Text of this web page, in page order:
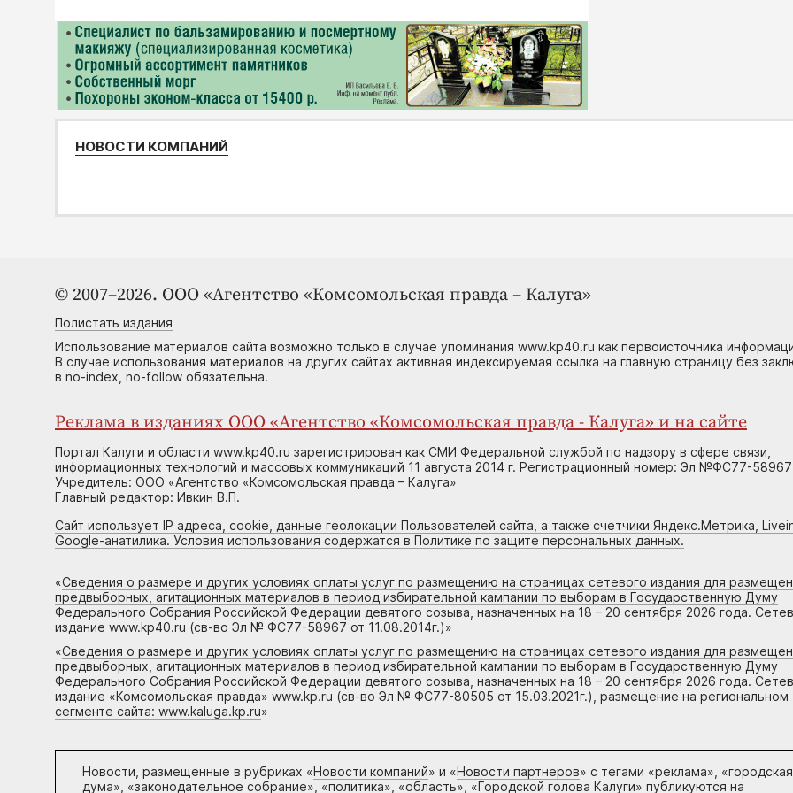
НОВОСТИ КОМПАНИЙ
© 2007–2026. ООО «Агентство «Комсомольская правда – Калуга»
Полистать издания
Использование материалов сайта возможно только в случае упоминания www.kp40.ru как первоисточника
В случае использования материалов на других сайтах активная индексируемая ссылка на главную страницу без
в no-index, no-follow обязательна.
Реклама в изданиях ООО «Агентство «Комсомольская правда - Калуга» и на сайте
Портал Калуги и области www.kp40.ru зарегистрирован как СМИ Федеральной службой по надзору в сфере связи,
информационных технологий и массовых коммуникаций 11 августа 2014 г. Регистрационный номер: Эл №ФС77-58967
Учредитель: ООО «Агентство «Комсомольская правда – Калуга»
Главный редактор: Ивкин В.П.
Сайт использует IP адреса, cookie, данные геолокации Пользователей сайта, а также счетчики Яндекс.Метрика,
Google-анатилика. Условия использования содержатся в Политике по защите персональных данных.
«Сведения о размере и других условиях оплаты услуг по размещению на страницах сетевого издания для
предвыборных, агитационных материалов в период избирательной кампании по выборам в Государственную Думу
Федерального Собрания Российской Федерации девятого созыва, назначенных на 18 – 20 сентября 2026 года.
издание www.kp40.ru (св-во Эл № ФС77-58967 от 11.08.2014г.)»
«Сведения о размере и других условиях оплаты услуг по размещению на страницах сетевого издания для
предвыборных, агитационных материалов в период избирательной кампании по выборам в Государственную Думу
Федерального Собрания Российской Федерации девятого созыва, назначенных на 18 – 20 сентября 2026 года.
издание «Комсомольская правда» www.kp.ru (св-во Эл № ФС77-80505 от 15.03.2021г.), размещение на региональном
сегменте сайта: www.kaluga.kp.ru»
Новости, размещенные в рубриках «Новости компаний» и «Новости партнеров» с тегами «реклама», «городская
дума», «законодательное собрание», «политика», «область», «Городской голова Калуги» публикуются на